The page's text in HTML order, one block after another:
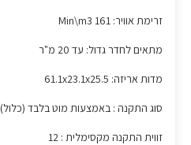
זרימת אוויר: Min\m3 161
מתאים לחדר גדול: עד 20 מ"ר
מדות אריזה: 61.1x23.1x25.5
סוג התקנה : באמצעות מוט בלבד (כלול)
זווית התקנה מקסימלית : 12